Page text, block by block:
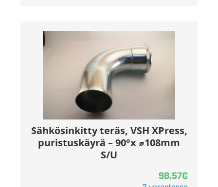
Sähkösinkitty teräs, VSH XPress,
puristuskäyrä – 90°x ⌀108mm
S/U
98,57€